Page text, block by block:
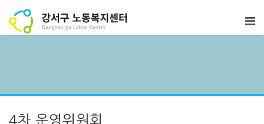
4차 운영위원회